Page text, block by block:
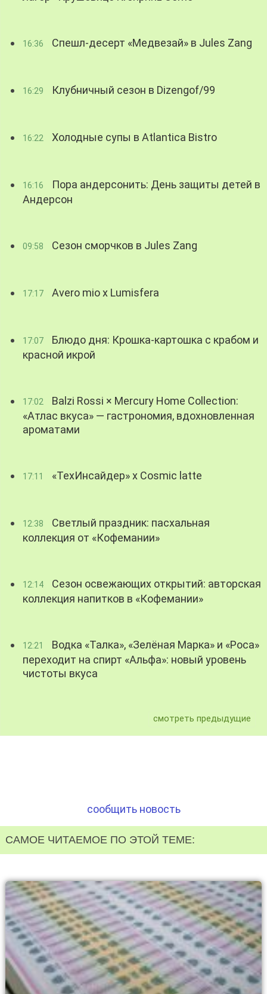
16:36 Спешл-десерт «Медвезай» в Jules Zang
16:29 Клубничный сезон в Dizengof/99
16:22 Холодные супы в Atlantica Bistro
16:16
Пора андерсонить: День защиты детей в
Андерсон
09:58 Сезон сморчков в Jules Zang
17:17 Avero mio x Lumisfera
17:07
Блюдо дня: Крошка-картошка с крабом и
красной икрой
17:02
Balzi Rossi × Mercury Home Collection:
«Атлас вкуса» — гастрономия, вдохновленная
ароматами
17:11 «ТехИнсайдер» х Cosmic latte
12:38
Светлый праздник: пасхальная
коллекция от «Кофемании»
12:14
Сезон освежающих открытий: авторская
коллекция напитков в «Кофемании»
12:21
Водка «Талка», «Зелёная Марка» и «Роса»
переходит на спирт «Альфа»: новый уровень
чистоты вкуса
смотреть предыдущие
сообщить новость
САМОЕ ЧИТАЕМОЕ ПО ЭТОЙ ТЕМЕ: